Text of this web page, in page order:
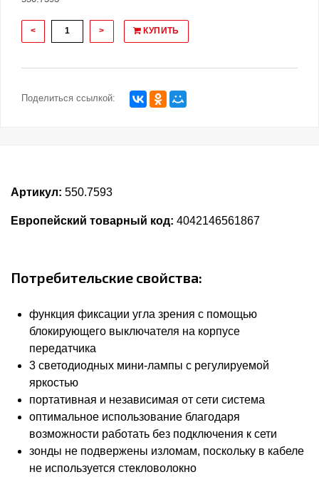
< > КУПИТЬ
Поделиться ссылкой:
Артикул: 550.7593
Европейский товарный код: 4042146561867
Потребительские свойства:
функция фиксации угла зрения с помощью
блокирующего выключателя на корпусе
передатчика
3 светодиодных мини-лампы с регулируемой
яркостью
портативная и независимая от сети система
оптимальное использование благодаря
возможности работать без подключения к сети
зонды не подвержены изломам, поскольку в кабеле
не используется стекловолокно